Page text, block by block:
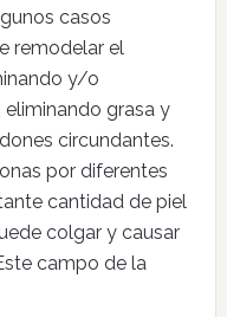
casos
remodelar el
y/o
grasa y
circundantes.
por diferentes
cantidad de piel
colgar y causar
campo de la